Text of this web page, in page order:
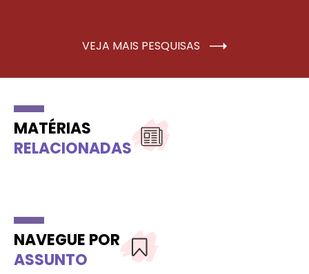
VEJA MAIS PESQUISAS
MATÉRIAS
RELACIONADAS
NAVEGUE POR
ASSUNTO